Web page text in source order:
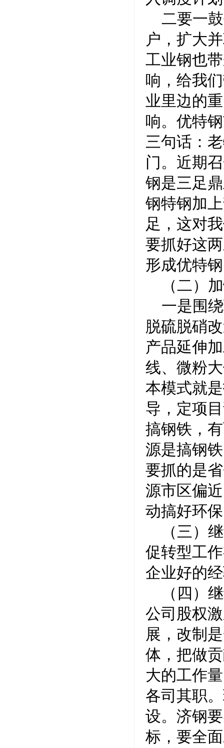
二要一
户，扩大
工业钢也
响，给我
业里边的
响。优特
三句话：
门。近期
钢是三足
钢特钢加
足，这对
要抓好这
形成优特
（二）
一是围
脱硫脱硝
产品延伸
线、微粉
本模式就
导，定项
搞钢铁，
源是搞钢
要抓的是
源市区偏
动搞好环
（三）
促转型工
企业好的
（四）
公司股权
展，改制
体，把做
大的工作
各司其职
设。济钢
标，要全